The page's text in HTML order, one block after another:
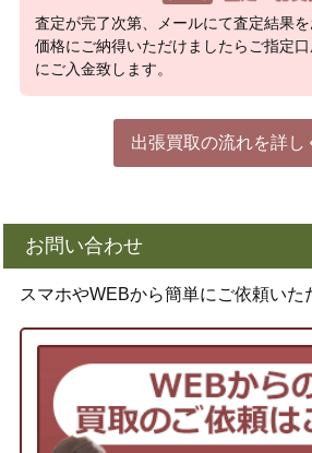
査定が完了次第、メールにて査定結果
価格にご納得いただけましたらご指定
にご入金致します。
出張買取の流れを詳し
お問い合わせ
スマホやWEBから簡単にご依頼いた